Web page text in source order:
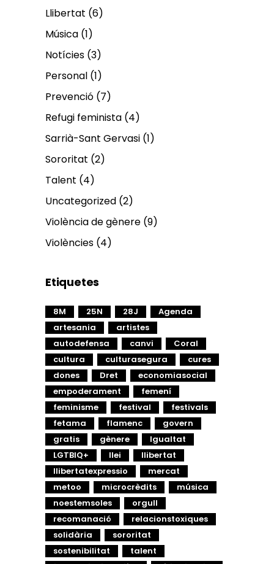
Llibertat (6)
Música (1)
Notícies (3)
Personal (1)
Prevenció (7)
Refugi feminista (4)
Sarrià-Sant Gervasi (1)
Sororitat (2)
Talent (4)
Uncategorized (2)
Violència de gènere (9)
Violències (4)
Etiquetes
8M 25N 28J
Agenda
artesania
artistes
autodefensa
canvi
Coral
cultura
culturasegura
cures
dones
Dret
economiasocial
empoderament
femení
feminisme
festival
festivals
fetama
flamenc
govern
gratis
gènere
Igualtat
LGTBIQ+
llei
llibertat
llibertatexpressio
mercat
metoo
microcrèdits
música
noestemsoles
orgull
recomanació
relacionstoxiques
solidària
sororitat
sostenibilitat
talent